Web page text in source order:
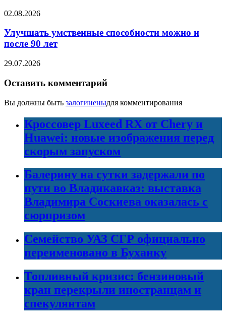
02.08.2026
Улучшать умственные способности можно и
после 90 лет
29.07.2026
Оставить комментарий
Вы должны быть залогиненыдля комментирования
Кроссовер Luxeed RX от Chery и
Huawei: новые изображения перед
скорым запуском
Балерину на сутки задержали по
пути во Владикавказ: выставка
Владимира Соскиева оказалась с
сюрпризом
Семейство УАЗ СГР официально
переименовано в Буханку
Топливный кризис: бензиновый
кран перекрыли иностранцам и
спекулянтам